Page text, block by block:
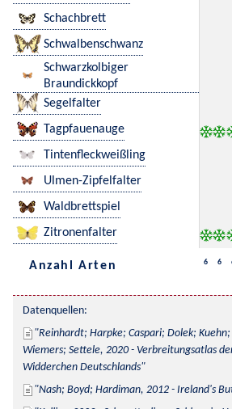
Schachbrett
Schwalbenschwanz
Schwarzkolbiger
Braundickkopf
Segelfalter
Tagpfauenauge
Tintenfleckweißling
Ulmen-Zipfelfalter
Waldbrettspiel
Zitronenfalter
Anzahl Arten 6 6
Datenquellen:
Reinhardt; Harpke; Caspari; Dolek;
Wiemers; Settele, 2020 - Verbreitungsatlas
Widderchen Deutschlands
Nash; Boyd; Hardiman, 2012 - Ireland's